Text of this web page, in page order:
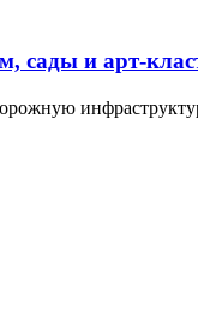
сады и арт-